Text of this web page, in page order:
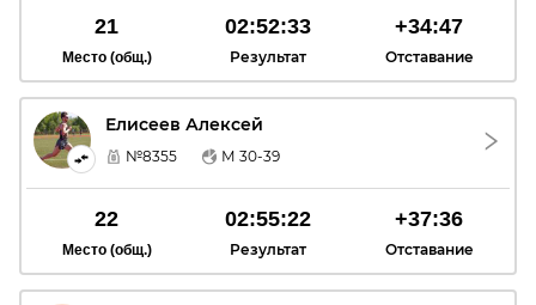
21
Место (общ.)
02:52:33
Результат
+34:47
Отставание
ЕА Елисеев Алексей
№8355 М 30-39
22
Место (общ.)
02:55:22
Результат
+37:36
Отставание